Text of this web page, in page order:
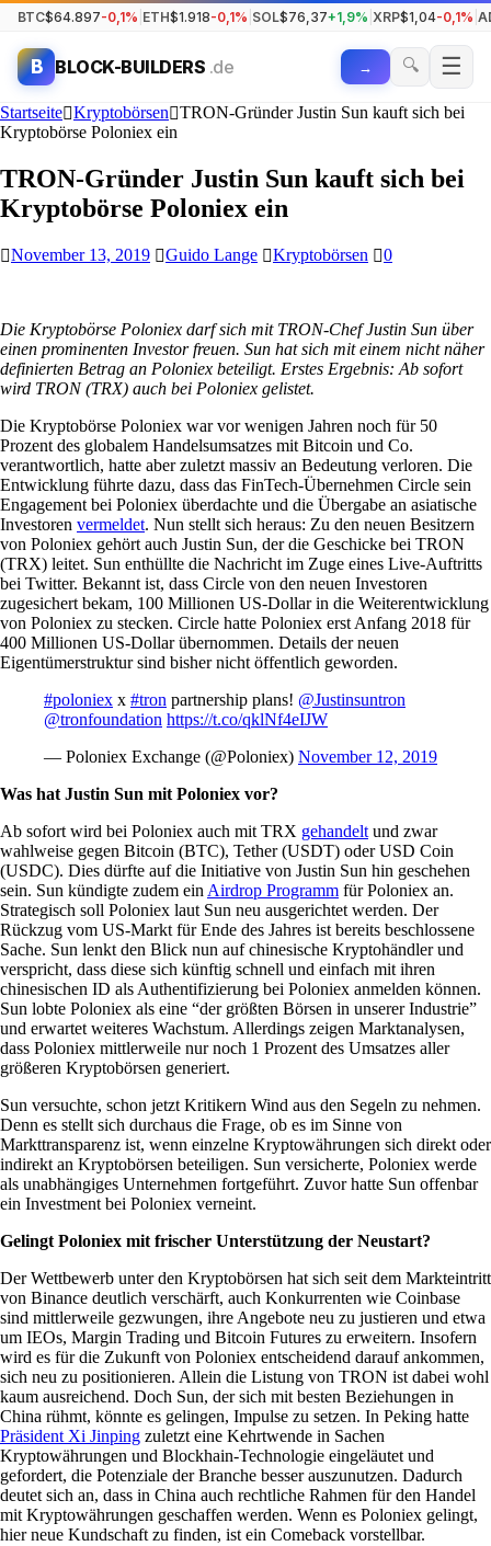
BTC$64.897-0,1% ETH$1.918-0,1% SOL$76,37+1,9% XRP$1,04-0,1%
B BLOCK-BUILDERS .de → 🔍 ☰
Startseite Kryptobörsen
TRON-Gründer Justin Sun kauft sich bei
Kryptobörse Poloniex ein
TRON-Gründer Justin Sun kauft sich bei
Kryptobörse Poloniex ein
November 13, 2019 Guido Lange Kryptobörsen 0
Die Kryptobörse Poloniex darf sich mit TRON-Chef Justin Sun über
einen prominenten Investor freuen. Sun hat sich mit einem nicht näher
definierten Betrag an Poloniex beteiligt. Erstes Ergebnis: Ab sofort
wird TRON (TRX) auch bei Poloniex gelistet.
Die Kryptobörse Poloniex war vor wenigen Jahren noch für 50
Prozent des globalem Handelsumsatzes mit Bitcoin und Co.
verantwortlich, hatte aber zuletzt massiv an Bedeutung verloren. Die
Entwicklung führte dazu, dass das FinTech-Übernehmen Circle sein
Engagement bei Poloniex überdachte und die Übergabe an asiatische
Investoren vermeldet. Nun stellt sich heraus: Zu den neuen Besitzern
von Poloniex gehört auch Justin Sun, der die Geschicke bei TRON
(TRX) leitet. Sun enthüllte die Nachricht im Zuge eines Live-Auftritts
bei Twitter. Bekannt ist, dass Circle von den neuen Investoren
zugesichert bekam, 100 Millionen US-Dollar in die Weiterentwicklung
von Poloniex zu stecken. Circle hatte Poloniex erst Anfang 2018 für
400 Millionen US-Dollar übernommen. Details der neuen
Eigentümerstruktur sind bisher nicht öffentlich geworden.
#poloniex x #tron partnership plans! @Justinsuntron
@tronfoundation https://t.co/qklNf4eIJW
— Poloniex Exchange (@Poloniex) November 12, 2019
Was hat Justin Sun mit Poloniex vor?
Ab sofort wird bei Poloniex auch mit TRX gehandeltund zwar
wahlweise gegen Bitcoin (BTC), Tether (USDT) oder USD Coin
(USDC). Dies dürfte auf die Initiative von Justin Sun hin geschehen
sein. Sun kündigte zudem einAirdrop Programm für Poloniex an.
Strategisch soll Poloniex laut Sun neu ausgerichtet werden. Der
Rückzug vom US-Markt für Ende des Jahres ist bereits beschlossene
Sache. Sun lenkt den Blick nun auf chinesische Kryptohändler und
verspricht, dass diese sich künftig schnell und einfach mit ihren
chinesischen ID als Authentifizierung bei Poloniex anmelden können.
Sun lobte Poloniex als eine “der größten Börsen in unserer Industrie”
und erwartet weiteres Wachstum. Allerdings zeigen Marktanalysen,
dass Poloniex mittlerweile nur noch 1 Prozent des Umsatzes aller
größeren Kryptobörsen generiert.
Sun versuchte, schon jetzt Kritikern Wind aus den Segeln zu nehmen.
Denn es stellt sich durchaus die Frage, ob es im Sinne von
Markttransparenz ist, wenn einzelne Kryptowährungen sich direkt oder
indirekt an Kryptobörsen beteiligen. Sun versicherte, Poloniex werde
als unabhängiges Unternehmen fortgeführt. Zuvor hatte Sun offenbar
ein Investment bei Poloniex verneint.
Gelingt Poloniex mit frischer Unterstützung der Neustart?
Der Wettbewerb unter den Kryptobörsen hat sich seit dem Markteintritt
von Binance deutlich verschärft, auch Konkurrenten wie Coinbase
sind mittlerweile gezwungen, ihre Angebote neu zu justieren und etwa
um IEOs, Margin Trading und Bitcoin Futures zu erweitern. Insofern
wird es für die Zukunft von Poloniex entscheidend darauf ankommen,
sich neu zu positionieren. Allein die Listung von TRON ist dabei wohl
kaum ausreichend. Doch Sun, der sich mit besten Beziehungen in
China rühmt, könnte es gelingen, Impulse zu setzen. In Peking hatte
Präsident Xi Jinping zuletzt eine Kehrtwende in Sachen
Kryptowährungen und Blockhain-Technologie eingeläutet und
gefordert, die Potenziale der Branche besser auszunutzen. Dadurch
deutet sich an, dass in China auch rechtliche Rahmen für den Handel
mit Kryptowährungen geschaffen werden. Wenn es Poloniex gelingt,
hier neue Kundschaft zu finden, ist ein Comeback vorstellbar.